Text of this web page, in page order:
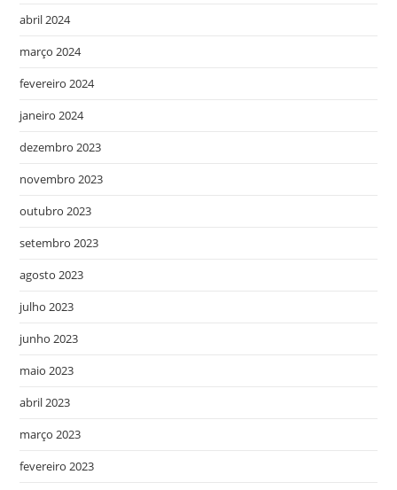
abril 2024
março 2024
fevereiro 2024
janeiro 2024
dezembro 2023
novembro 2023
outubro 2023
setembro 2023
agosto 2023
julho 2023
junho 2023
maio 2023
abril 2023
março 2023
fevereiro 2023